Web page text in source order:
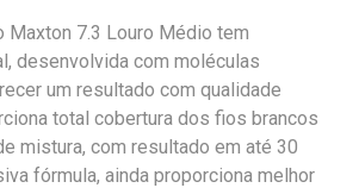
Maxton 7.3 Louro Médio tem
desenvolvida com moléculas
um resultado com qualidade
total cobertura dos fios brancos
mistura, com resultado em até 30
fórmula, ainda proporciona melhor